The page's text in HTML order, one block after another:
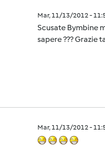
Mar, 11/13/2012 -
Scusate Bymbine
sapere ??? Grazie
Mar, 11/13/2012 -